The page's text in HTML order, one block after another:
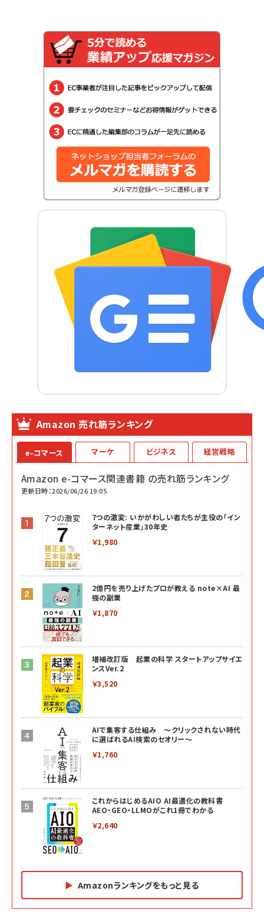
Amazon 売れ筋ランキング
e-コマース
Amazon e-コマース関連書籍 の売れ筋ランキング
更新日時：2026/06/26 19:05
7つの激変: いかがわしい者たちが主役の「イン
ターネット産業」30年史
￥1,980
2億円を売り上げたプロが教える note×AI 最
強の副業
￥1,870
増補改訂版 起業の科学 スタートアップサイエ
ンスVer.2
￥3,520
AIで集客する仕組み ～クリックされない時代
に選ばれるAI検索のセオリー～
￥1,760
これからはじめるAIO AI最適化の教科書
AEO・GEO・LLMOがこれ1冊でわかる
￥2,640
Amazonランキングをもっと見る
マーケ ビジネス 経営戦略